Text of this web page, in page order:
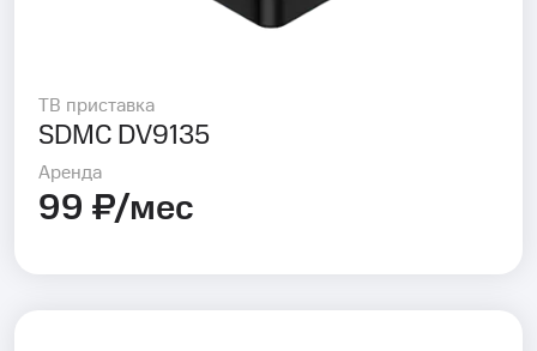
ТВ приставка
SDMC DV9135
Аренда
99 ₽/мес